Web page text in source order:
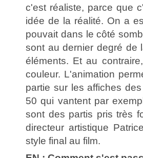
c'est réaliste, parce que
idée de la réalité. On a
pouvait dans le côté
sont au dernier degré de
éléments. Et au
couleur. L'animation
partie sur les affiches
50 qui vantent par
sont des partis pris très
directeur artistique
style final au film.